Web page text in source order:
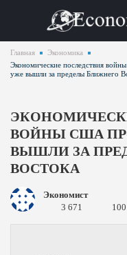
Главная
Экономика
Экономические последствия
уже вышли за пределы Ближнего
ВОЙНЫ США
ВЫШЛИ ЗА
ВОСТОКА
Экономист
3 671